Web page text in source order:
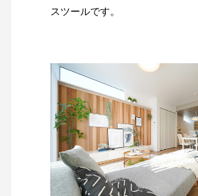
スツールです。